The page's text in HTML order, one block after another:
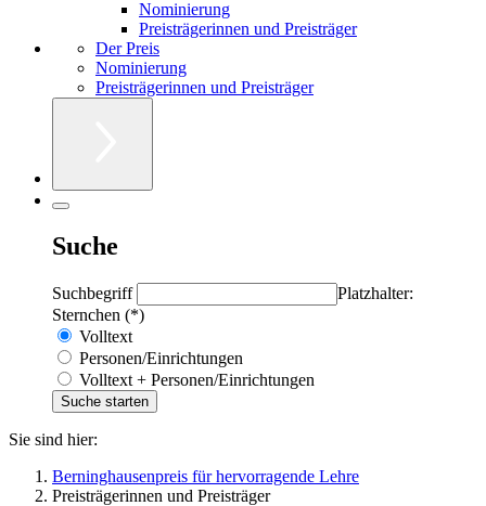
Nominierung
Preisträgerinnen und Preisträger
Der Preis
Nominierung
Preisträgerinnen und Preisträger
Suche
Suchbegriff
Platzhalter:
Sternchen (*)
Volltext
Personen/Einrichtungen
Volltext + Personen/Einrichtungen
Sie sind hier:
Berninghausenpreis für hervorragende Lehre
Preisträgerinnen und Preisträger